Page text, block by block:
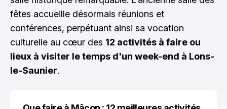
fêtes accueille désormais réunions et
conférences, perpétuant ainsi sa vocation
culturelle au cœur des 12 activités à faire ou
lieux à visiter le temps d'un week-end à Lons-
le-Saunier.